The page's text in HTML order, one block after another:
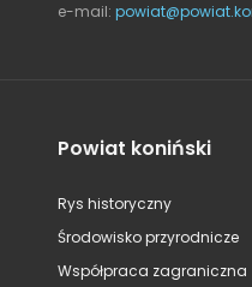
e-mail:
Powiat koniński
Rys historyczny
Środowisko przyrodnicze
Współpraca zagraniczna